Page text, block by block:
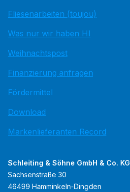
Fliesenarbeiten (toujou)
Was nur wir haben HI
Weihnachtspost
Finanzierung anfragen
Fördermittel
Download
Markenlieferanten Record
Schleiting & Söhne GmbH & Co. KG
Sachsenstraße 30
46499 Hamminkeln-Dingden